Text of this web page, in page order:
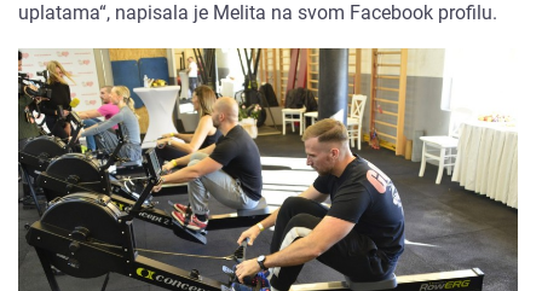
uplatama“, napisala je Melita na svom Facebook profilu.